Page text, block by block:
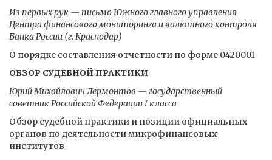
Из первых рук — письмо Южного главного управления
Центра финансового мониторинга и валютного контроля
Банка России (г. Краснодар)
О порядке составления отчетности по форме 0420001
ОБЗОР СУДЕБНОЙ ПРАКТИКИ
Юрий Михайлович Лермонтов — государственный
советник Российской Федерации I класса
Обзор судебной практики и позиции официальных
органов по деятельности микрофинансовых
институтов